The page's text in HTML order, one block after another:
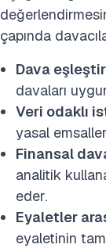
çapında
Dava
davaları
Veri odaklı
yasal
Finansal
analitik
eder.
Eyaletler
eyaletinin